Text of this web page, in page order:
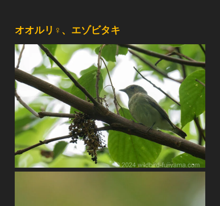
オオルリ♀、エゾビタキ